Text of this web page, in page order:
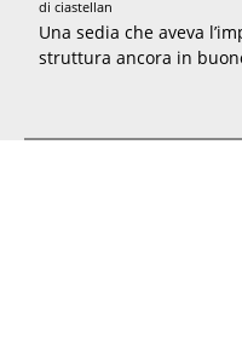
di ciastellan
Una sedia che aveva
struttura ancora in